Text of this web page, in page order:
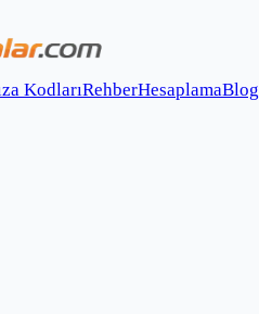
KodlarıRehberHesaplamaBlog